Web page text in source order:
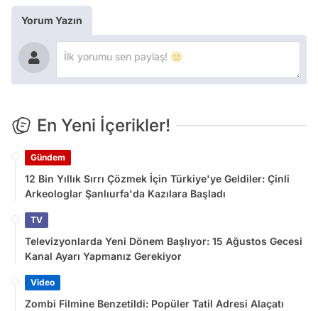
Yorum Yazın
En Yeni İçerikler!
Gündem
12 Bin Yıllık Sırrı Çözmek İçin Türkiye'ye Geldiler: Çinli
Arkeologlar Şanlıurfa'da Kazılara Başladı
TV
Televizyonlarda Yeni Dönem Başlıyor: 15 Ağustos Gecesi
Kanal Ayarı Yapmanız Gerekiyor
Video
Zombi Filmine Benzetildi: Popüler Tatil Adresi Alaçatı